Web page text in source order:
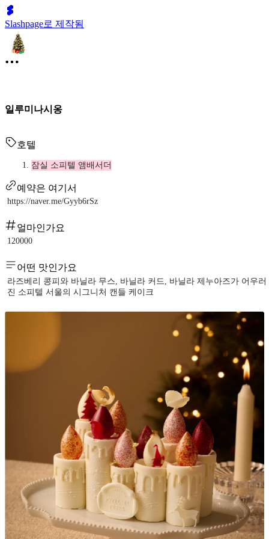
Slashpage로 제작됨
일루미나시옹
호텔
잠실 소피텔 앰배서더
예약은 여기서
https://naver.me/Gyyb6rSz
얼마인가요
120000
어떤 맛인가요
라즈베리 콩피와 바닐라 무스, 바닐라 커드, 바닐라 제누아즈가 어우러
진 소피텔 서울의 시그니처 캔들 케이크